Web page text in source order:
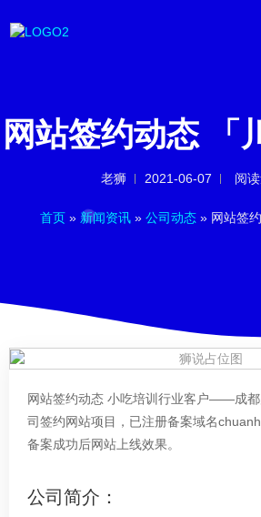
网站签约动态 「
老狮 2021-06-07 阅
首页 » 新闻资讯 » 公司动态 » 网站签
网站签约动态 小吃培训行业客户——成
司签约网站项目，已注册备案域名
备案成功后网站上线效果。
公司简介：
站点Logo 在百度权益获取与
常见问题
工信部短信核验 注意事项